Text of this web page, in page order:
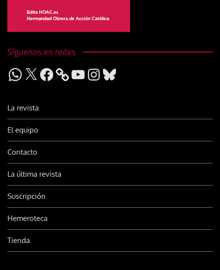
Síguenos en redes
WhatsApp
X Facebook YouTubeInstagram
Bluesky
La revista
El equipo
Contacto
La última revista
Suscripción
Hemeroteca
Tienda